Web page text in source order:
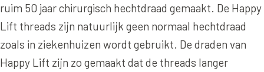
Mondhoeken
Verticale liplijntjes
Neus
Radiesse
Restylane
Saypha Filler
Overgevoelige Huid Profiel
Chronische ontstekingsprofiel
LIFESTYLE / MODERN
ruim 50 jaar chirurgisch hechtdraad gemaakt. De Happy
Lift threads zijn natuurlijk geen normaal hechtdraad
zoals in ziekenhuizen wordt gebruikt. De draden van
Happy Lift zijn zo gemaakt dat de threads langer